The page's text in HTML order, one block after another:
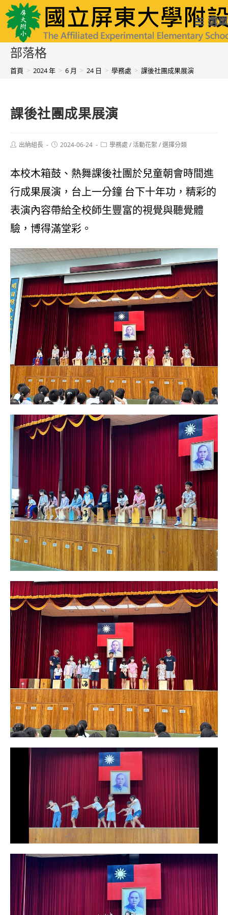
跳
轉
至
國立屏東大學附設實驗國民小學 選單
部落格
首頁 > 2024 年 > 6 月 > 24 日 > 學務處 > 課後社團成果展演
課後社團成果展演
Post出納組長
Post2024-06-24
Post學務處 /活動花絮 /選擇分類
本校木箱鼓、熱舞課後社團於兒童朝會時間進
行成果展演，台上一分鐘 台下十年功，精彩的
表演內容帶給全校師生豐富的視覺與聽覺體
驗，博得滿堂彩。